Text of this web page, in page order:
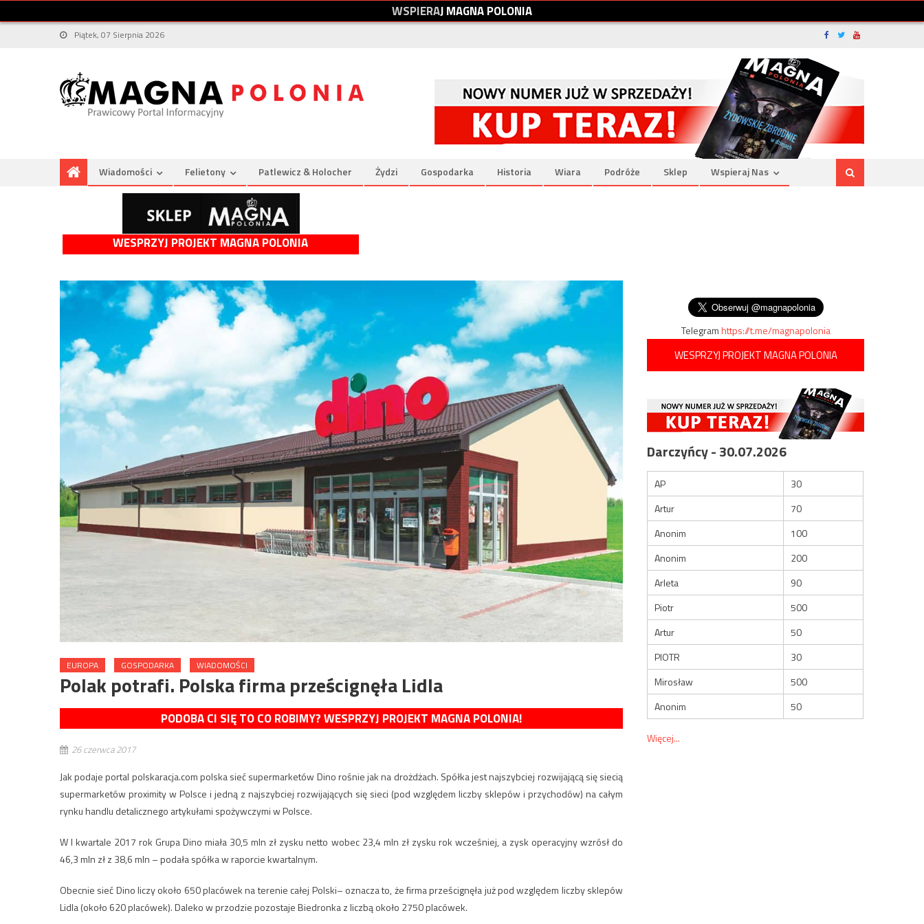
WSPIERAJMAGNAPOLONIA
Piątek, 07 Sierpnia 2026
Wiadomości Felietony Patlewicz & Holocher Żydzi Gospodarka Historia Wiara Podróże Sklep Wspieraj Nas
WESPRZYJ PROJEKT MAGNA POLONIA
EUROPA GOSPODARKA WIADOMOŚCI
Polak potrafi. Polska firma prześcignęła Lidla
PODOBA CI SIĘ TO CO ROBIMY? WESPRZYJ PROJEKT MAGNA POLONIA!
26 czerwca 2017
Jak podaje portal polskaracja.com polska sieć supermarketów Dino rośnie jak na drożdżach. Spółka jest najszybciej rozwijającą się siecią
supermarketów proximity w Polsce i jedną z najszybciej rozwijających się sieci (pod względem liczby sklepów i przychodów) na całym
rynku handlu detalicznego artykułami spożywczymi w Polsce.
W I kwartale 2017 rok Grupa Dino miała 30,5 mln zł zysku netto wobec 23,4 mln zł zysku rok wcześniej, a zysk operacyjny wzrósł do
46,3 mln zł z 38,6 mln – podała spółka w raporcie kwartalnym.
Obecnie sieć Dino liczy około 650 placówek na terenie całej Polski– oznacza to, że firma prześcignęła już pod względem liczby sklepów
Lidla (około 620 placówek). Daleko w przodzie pozostaje Biedronka z liczbą około 2750 placówek.
Telegramhttps://t.me/magnapolonia
WESPRZYJ PROJEKT MAGNA POLONIA
Darczyńcy - 30.07.2026
AP
30
Artur
70
Anonim
100
Anonim
200
Arleta
90
Piotr
500
Artur
50
PIOTR
30
Mirosław
500
Anonim
50
Więcej...